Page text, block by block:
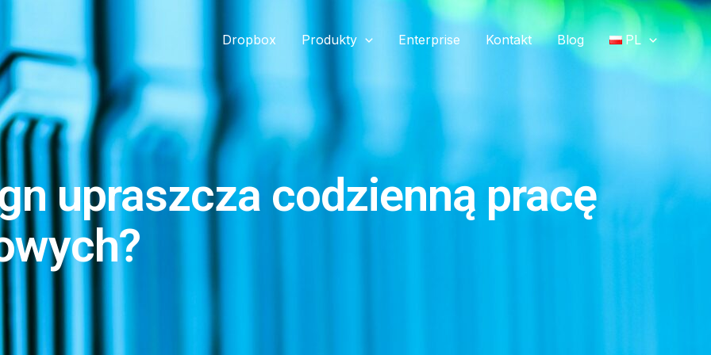
Dropbox Produkty Enterprise Kontakt Blog PL
upraszcza codzienną pracę